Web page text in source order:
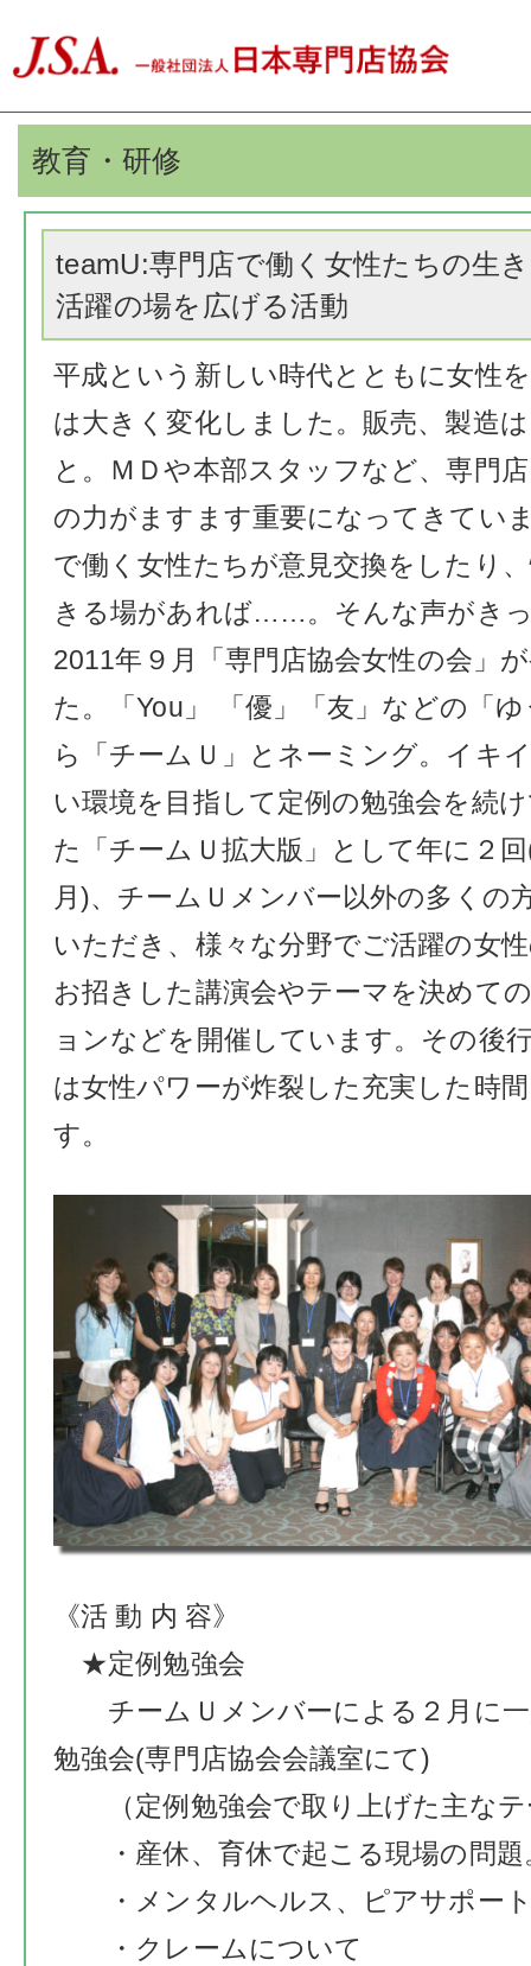
教育・研修
teamU:専門店で働く女性たちの生
活躍の場を広げる活動
平成という新しい時代とともに女性
は大きく変化しました。販売、製造
と。ＭＤや本部スタッフなど、専門
の力がますます重要になってきてい
で働く女性たちが意見交換をしたり
きる場があれば……。そんな声がき
2011年９月「専門店協会女性の会」
た。「You」 「優」「友」などの「
ら「チームＵ」とネーミング。イキ
い環境を目指して定例の勉強会を続
た「チームＵ拡大版」として年に２
月)、チームＵメンバー以外の多くの
いただき、様々な分野でご活躍の女
お招きした講演会やテーマを決めて
ョンなどを開催しています。その後
は女性パワーが炸裂した充実した時
す。
《活 動 内 容》
★定例勉強会
チームＵメンバーによる２月に一
勉強会(専門店協会会議室にて)
（定例勉強会で取り上げた主なテ
・産休、育休で起こる現場の問題
・メンタルヘルス、ピアサポー
・クレームについて